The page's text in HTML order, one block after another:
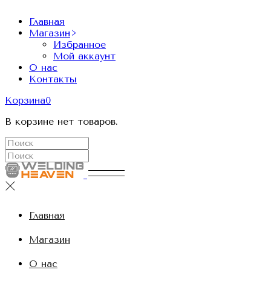
Главная
Магазин
Избранное
Мой аккаунт
О нас
Контакты
Корзина0
В корзине нет товаров.
Главная
Магазин
О нас